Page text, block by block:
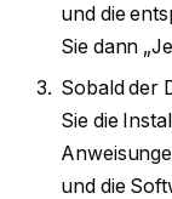
und die
Sie dann
Sobald der
Sie die
und die